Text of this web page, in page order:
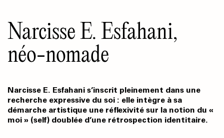
Narcisse E. Esfahani,
néo-nomade
Narcisse E. Esfahani s’inscrit pleinement dans une
recherche expressive du soi : elle intègre à sa
démarche artistique une réflexivité sur la notion du «
moi » (self) doublée d’une rétrospection identitaire.